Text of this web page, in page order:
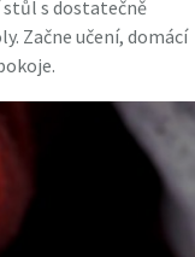
stůl s dostatečně
Začne učení, domácí